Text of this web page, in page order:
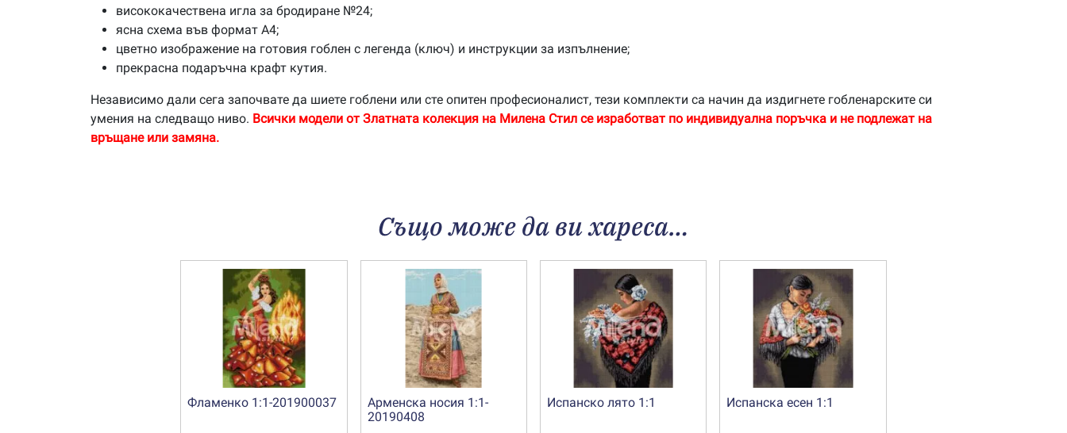
висококачествена игла за бродиране №24;
ясна схема във формат А4;
цветно изображение на готовия гоблен с легенда (ключ) и инструкции за изпълнение;
прекрасна подаръчна крафт кутия.
Независимо дали сега започвате да шиете гоблени или сте опитен професионалист, тези комплекти са начин да издигнете гобленарските си
умения на следващо ниво. Всички модели от Златната колекция на Милена Стил се изработват по индивидуална поръчка и не подлежат на
връщане или замяна.
Също може да ви хареса…
Фламенко 1:1-201900037
Арменска носия 1:1-
20190408
Испанско лято 1:1 Испанска есен 1:1